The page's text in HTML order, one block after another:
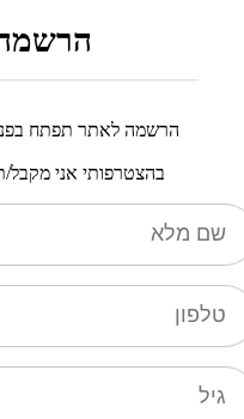
הרשמה לאתר תפתח
בהצטרפותי אני